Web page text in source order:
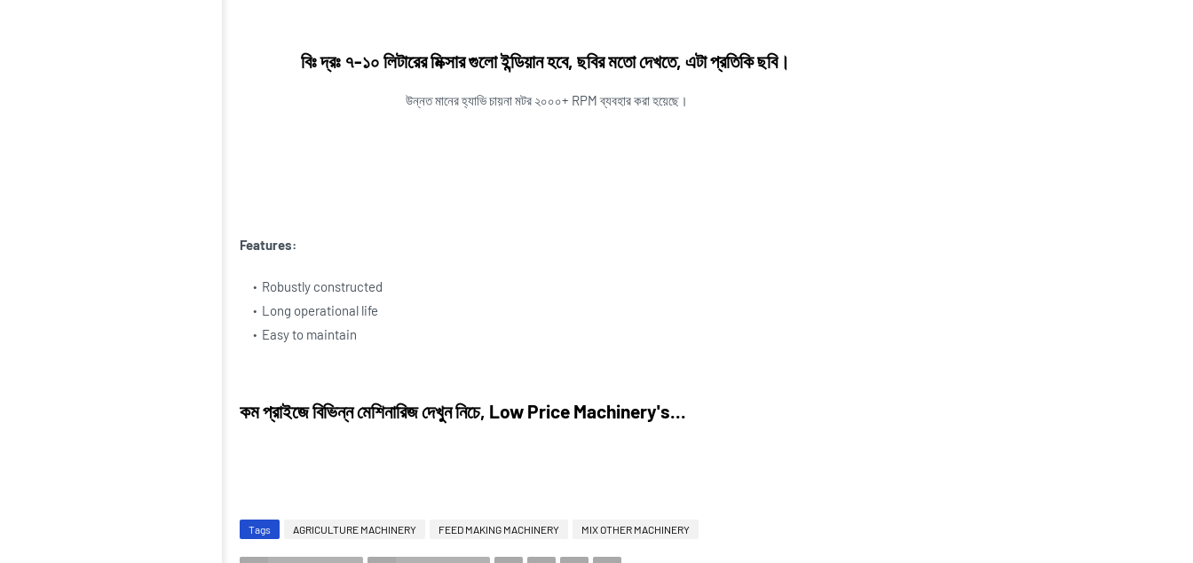
বিঃ দ্রঃ ৭-১০ লিটারের মিক্সার গুলো ইন্ডিয়ান হবে, ছবির মতো দেখতে, এটা প্রতিকি ছবি।
উন্নত মানের হ্যাভি চায়না মটর ২০০০+ RPM ব্যবহার করা হয়েছে।
Features:
Robustly constructed
Long operational life
Easy to maintain
কম প্রাইজে বিভিন্ন মেশিনারিজ দেখুন নিচে, Low Price Machinery's...
Tags AGRICULTURE MACHINERY FEED MAKING MACHINERY MIX OTHER MACHINERY